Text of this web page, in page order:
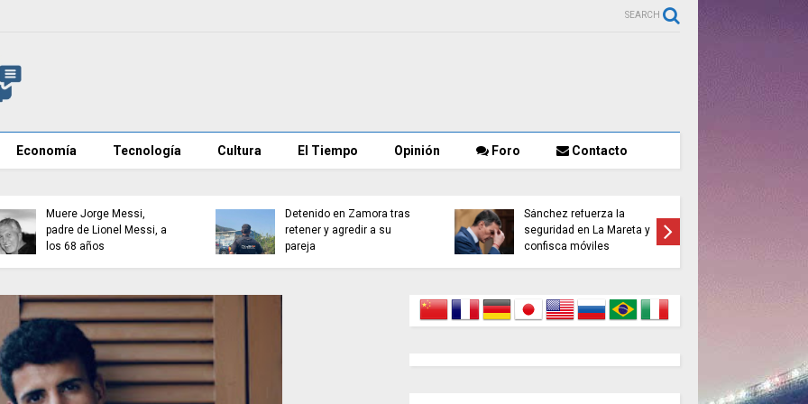
SEARCH
Economía Tecnología Cultura El Tiempo Opinión Foro Contacto
Muere Jorge Messi,
padre de Lionel Messi, a
los 68 años
Detenido en Zamora tras
retener y agredir a su
pareja
Sánchez refuerza la
seguridad en La Mareta y
confisca móviles